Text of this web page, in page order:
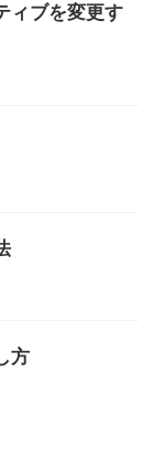
ィブを変更す
方